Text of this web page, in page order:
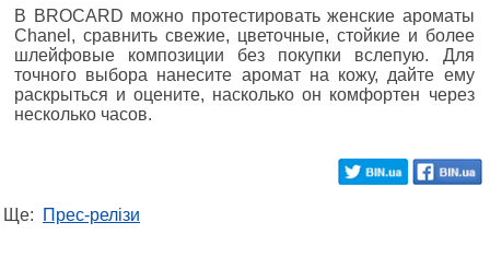
В BROCARD можно протестировать женские ароматы
Chanel, сравнить свежие, цветочные, стойкие и более
шлейфовые композиции без покупки вслепую. Для
точного выбора нанесите аромат на кожу, дайте ему
раскрыться и оцените, насколько он комфортен через
несколько часов.
Ще: Прес-релізи